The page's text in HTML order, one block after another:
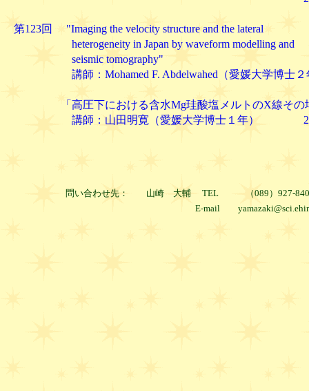
第123回 "Imaging the velocity structure and the lateral
heterogeneity in Japan by waveform modelling and
seismic tomography"
講師：Mohamed F. Abdelwahed（愛媛大学博士２
「高圧下における含水Mg珪酸塩メルトのX線その
講師：山田明寛（愛媛大学博士１年）
問い合わせ先： 山崎 大輔 TEL （089）927-
E-mail yamazaki@sci.ehime-